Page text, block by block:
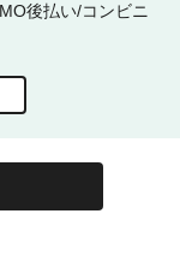
後払い/コンビニ